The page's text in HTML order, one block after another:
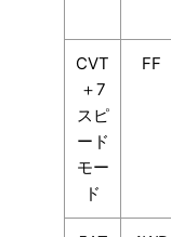
CVT
＋7
スピ
ード
モー
ド
FF